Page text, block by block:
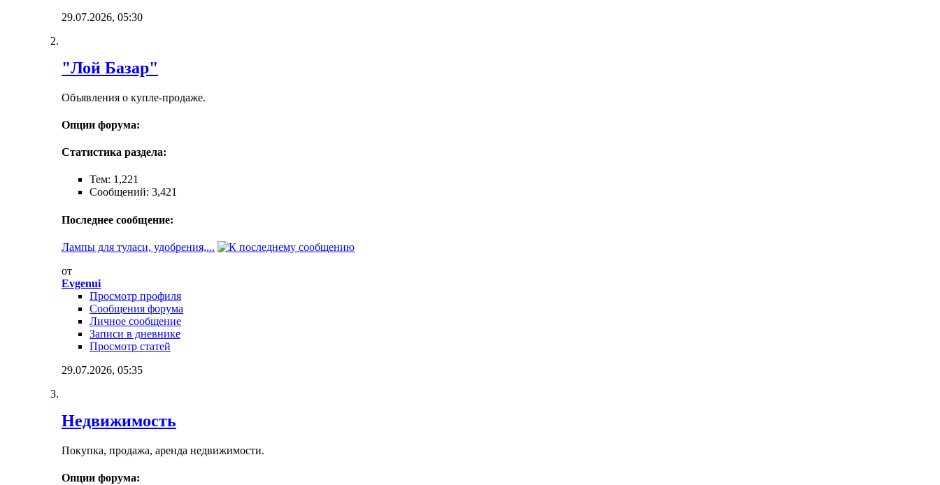
29.07.2026, 05:30
"Лой Базар"
Объявления о купле-продаже.
Опции форума:
Статистика раздела:
Тем: 1,221
Сообщений: 3,421
Последнее сообщение:
Лампы для туласи, удобрения,...
от
Evgenui
Просмотр профиля
Сообщения форума
Личное сообщение
Записи в дневнике
Просмотр статей
29.07.2026, 05:35
Недвижимость
Покупка, продажа, аренда недвижимости.
Опции форума: